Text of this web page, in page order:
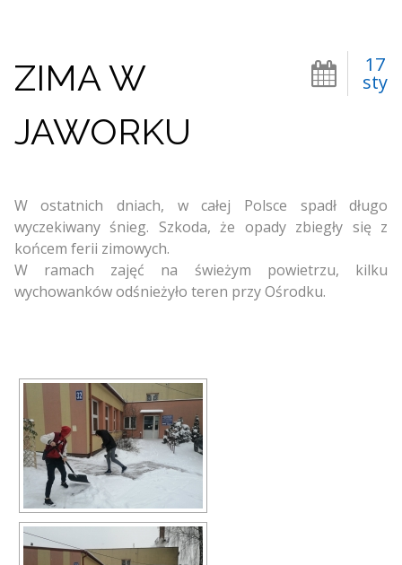
17
sty
ZIMA W
JAWORKU
W ostatnich dniach, w całej Polsce spadł długo
wyczekiwany śnieg. Szkoda, że opady zbiegły się z
końcem ferii zimowych.
W ramach zajęć na świeżym powietrzu, kilku
wychowanków odśnieżyło teren przy Ośrodku.